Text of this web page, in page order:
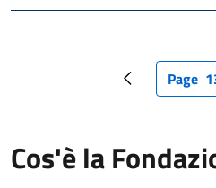
PaginaPage
Cos'è la